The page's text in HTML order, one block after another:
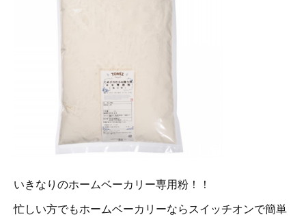
いきなりのホームベーカリー専用粉！！
忙しい方でもホームベーカリーならスイッチオンで簡単